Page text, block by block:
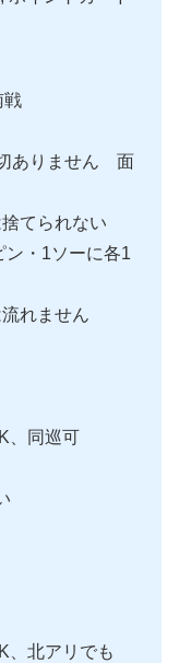
戦
ありません 面
てられない
ン・1ソーに各1
れません
、同巡可
、北アリでも